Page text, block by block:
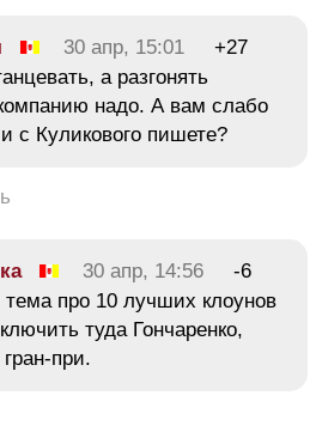
30 апр, 15:01
+27
а разгонять
надо. А вам слабо
с Куликового пишете?
30 апр, 14:56
-6
тема про 10 лучших клоунов
туда Гончаренко,
при.